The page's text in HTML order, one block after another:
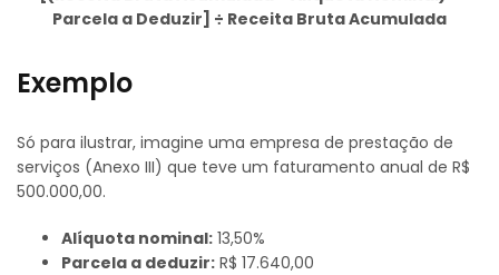
Parcela a Deduzir] ÷ Receita Bruta Acumulada
Exemplo
Só para ilustrar, imagine uma empresa de prestação de
serviços (Anexo III) que teve um faturamento anual de R$
500.000,00.
Alíquota nominal: 13,50%
Parcela a deduzir: R$ 17.640,00